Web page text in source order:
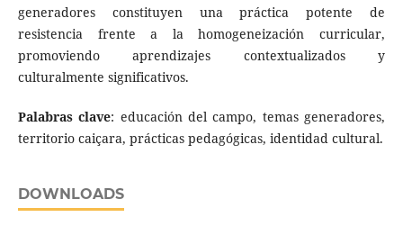
generadores constituyen una práctica potente de
resistencia frente a la homogeneización curricular,
promoviendo aprendizajes contextualizados y
culturalmente significativos.
Palabras clave: educación del campo, temas generadores,
territorio caiçara, prácticas pedagógicas, identidad cultural.
DOWNLOADS